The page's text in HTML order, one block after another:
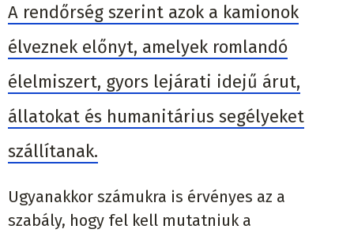
A rendőrség szerint azok a kamionok
élveznek előnyt, amelyek romlandó
élelmiszert, gyors lejárati idejű árut,
állatokat és humanitárius segélyeket
szállítanak.
Ugyanakkor számukra is érvényes az a
szabály, hogy fel kell mutatniuk a